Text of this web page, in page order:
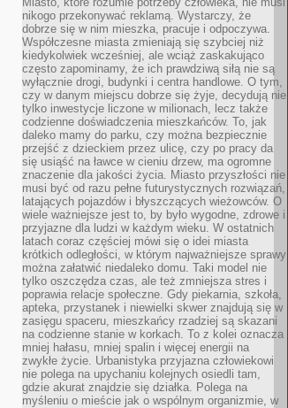
nikogo przekonywać reklamą. Wystarczy, że
dobrze się w nim mieszka, pracuje i odpoczywa.
Współczesne miasta zmieniają się szybciej niż
kiedykolwiek wcześniej, ale wciąż zaskakująco
często zapominamy, że ich prawdziwą siłą nie są
wyłącznie drogi, budynki i centra handlowe. O tym,
czy w danym miejscu dobrze się żyje, decydują nie
tylko inwestycje liczone w milionach, lecz także
codzienne doświadczenia mieszkańców. To, jak
daleko mamy do parku, czy można bezpiecznie
przejść z dzieckiem przez ulicę, czy po pracy da
się usiąść na ławce w cieniu drzew, ma ogromne
znaczenie dla jakości życia. Miasto przyszłości nie
musi być od razu pełne futurystycznych rozwiązań,
latających pojazdów i błyszczących wieżowców. O
wiele ważniejsze jest to, by było wygodne, zdrowe i
przyjazne dla ludzi w każdym wieku. W ostatnich
latach coraz częściej mówi się o idei miasta
krótkich odległości, w którym najważniejsze sprawy
można załatwić niedaleko domu. Taki model nie
tylko oszczędza czas, ale też zmniejsza stres i
poprawia relacje społeczne. Gdy piekarnia, szkoła,
apteka, przystanek i niewielki skwer znajdują się w
zasięgu spaceru, mieszkańcy rzadziej są skazani
na codzienne stanie w korkach. To z kolei oznacza
mniej hałasu, mniej spalin i więcej energii na
zwykłe życie. Urbanistyka przyjazna człowiekowi
nie polega na upychaniu kolejnych osiedli tam,
gdzie akurat znajdzie się działka. Polega na
myśleniu o mieście jak o wspólnym organizmie, w